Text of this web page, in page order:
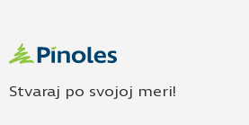
Stvaraj po svojoj meri!